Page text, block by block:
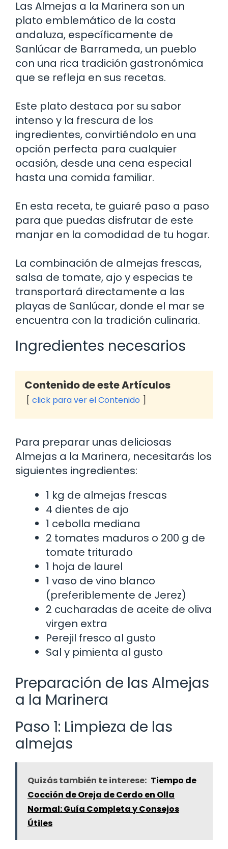
Las Almejas a la Marinera son un
plato emblemático de la costa
andaluza, específicamente de
Sanlúcar de Barrameda, un pueblo
con una rica tradición gastronómica
que se refleja en sus recetas.
Este plato destaca por su sabor
intenso y la frescura de los
ingredientes, convirtiéndolo en una
opción perfecta para cualquier
ocasión, desde una cena especial
hasta una comida familiar.
En esta receta, te guiaré paso a paso
para que puedas disfrutar de este
manjar en la comodidad de tu hogar.
La combinación de almejas frescas,
salsa de tomate, ajo y especias te
transportará directamente a las
playas de Sanlúcar, donde el mar se
encuentra con la tradición culinaria.
Ingredientes necesarios
Contenido de este Artículos
click para ver el Contenido
Para preparar unas deliciosas
Almejas a la Marinera, necesitarás los
siguientes ingredientes:
1 kg de almejas frescas
4 dientes de ajo
1 cebolla mediana
2 tomates maduros o 200 g de
tomate triturado
1 hoja de laurel
1 vaso de vino blanco
(preferiblemente de Jerez)
2 cucharadas de aceite de oliva
virgen extra
Perejil fresco al gusto
Sal y pimienta al gusto
Preparación de las Almejas
a la Marinera
Paso 1: Limpieza de las
almejas
Quizás también te interese: Tiempo de
Cocción de Oreja de Cerdo en Olla
Normal: Guía Completa y Consejos
Útiles